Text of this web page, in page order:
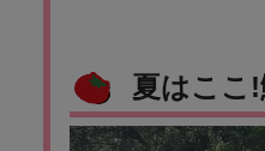
夏はここ